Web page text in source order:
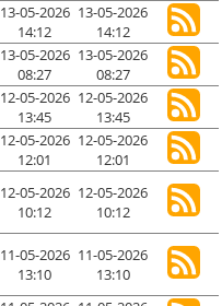
13-05-2026
14:12
13-05-2026
14:12
13-05-2026
08:27
13-05-2026
08:27
12-05-2026
13:45
12-05-2026
13:45
12-05-2026
12:01
12-05-2026
12:01
12-05-2026
10:12
12-05-2026
10:12
11-05-2026
13:10
11-05-2026
13:10